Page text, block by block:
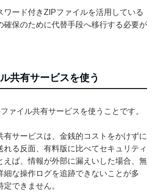
ワード付きZIPファイルを活用している
確保のために代替手段へ移行する必要が
共有サービスを使う
ァイル共有サービスを使うことです。
有サービスは、金銭的コストをかけずに
れる反面、有料版に比べてセキュリティ
えば、情報が外部に漏えいした場合、無
細な操作ログを追跡できないことが多
定できません。